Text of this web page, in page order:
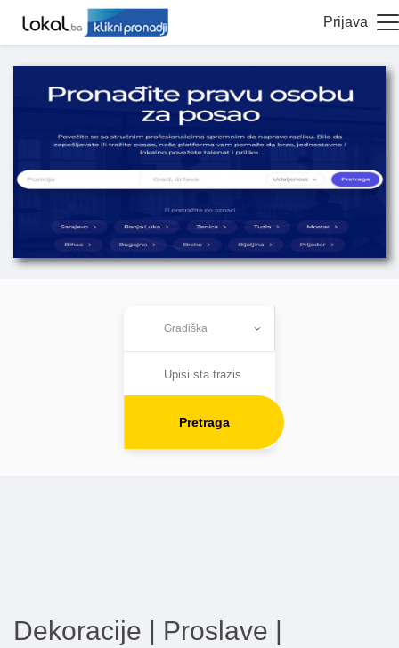
Prijava
Pretraga
Dekoracije | Proslave |